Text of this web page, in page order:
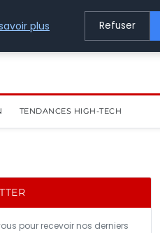
TENDANCES HIGH-TECH
pour recevoir nos derniers
plus Refuser